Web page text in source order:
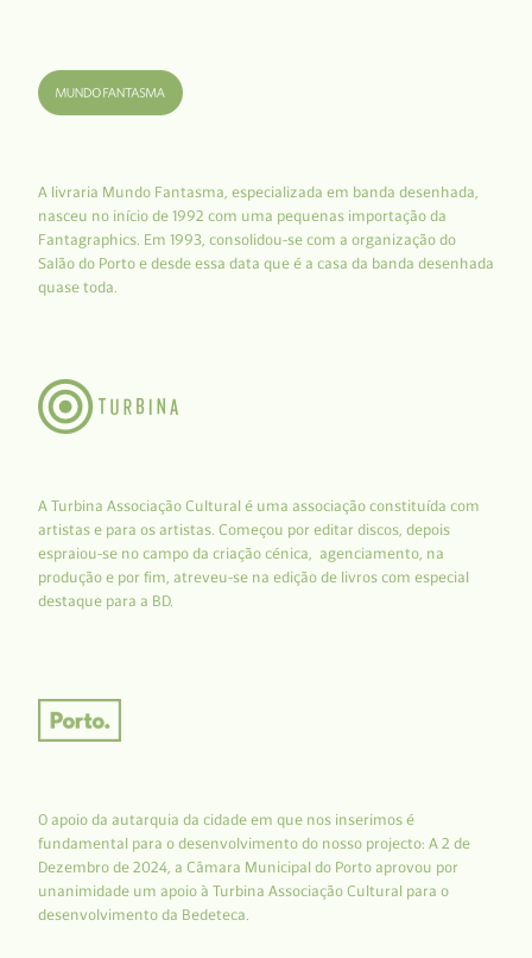
A livraria Mundo Fantasma, especializada em banda desenhada,
nasceu no início de 1992 com uma pequenas importação da
Fantagraphics. Em 1993, consolidou-se com a organização do
Salão do Porto e desde essa data que é a casa da banda desenhada
quase toda.
A Turbina Associação Cultural é uma associação constituída com
artistas e para os artistas. Começou por editar discos, depois
espraiou-se no campo da criação cénica, agenciamento, na
produção e por fim, atreveu-se na edição de livros com especial
destaque para a BD.
O apoio da autarquia da cidade em que nos inserimos é
fundamental para o desenvolvimento do nosso projecto: A 2 de
Dezembro de 2024, a Câmara Municipal do Porto aprovou por
unanimidade um apoio à Turbina Associação Cultural para o
desenvolvimento da Bedeteca.